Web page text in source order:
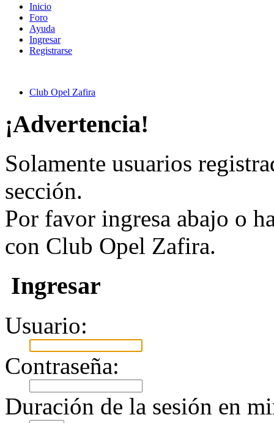
Inicio
Foro
Ayuda
Ingresar
Registrarse
Club Opel Zafira
¡Advertencia!
Solamente usuarios
sección.
Por favor ingresa abajo o
con Club Opel Zafira.
Ingresar
Usuario:
Contraseña:
Duración de la sesión en